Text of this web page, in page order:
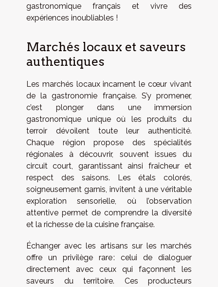
gastronomique français et vivre des
expériences inoubliables !
Marchés locaux et saveurs
authentiques
Les marchés locaux incarnent le cœur vivant
de la gastronomie française. S’y promener,
c’est plonger dans une immersion
gastronomique unique où les produits du
terroir dévoilent toute leur authenticité.
Chaque région propose des spécialités
régionales à découvrir, souvent issues du
circuit court, garantissant ainsi fraîcheur et
respect des saisons. Les étals colorés,
soigneusement garnis, invitent à une véritable
exploration sensorielle, où l’observation
attentive permet de comprendre la diversité
et la richesse de la cuisine française.
Échanger avec les artisans sur les marchés
offre un privilège rare : celui de dialoguer
directement avec ceux qui façonnent les
saveurs du territoire. Ces producteurs